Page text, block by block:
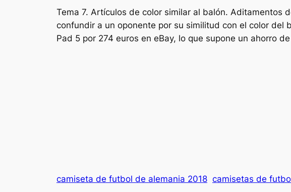
Tema 7. Artículos de color similar al balón. Aditamentos
confundir a un oponente por su similitud con el color
Pad 5 por 274 euros en eBay, lo que supone un ahorro
camiseta de futbol de alemania 2018 camisetas de